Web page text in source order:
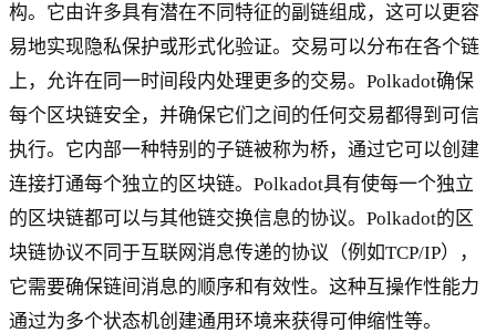
构。它由许多具有潜在不同特征的副链组成，这可以更容
易地实现隐私保护或形式化验证。交易可以分布在各个链
上，允许在同一时间段内处理更多的交易。Polkadot确保
每个区块链安全，并确保它们之间的任何交易都得到可信
执行。它内部一种特别的子链被称为桥，通过它可以创建
连接打通每个独立的区块链。Polkadot具有使每一个独立
的区块链都可以与其他链交换信息的协议。Polkadot的区
块链协议不同于互联网消息传递的协议（例如TCP/IP），
它需要确保链间消息的顺序和有效性。这种互操作性能力
通过为多个状态机创建通用环境来获得可伸缩性等。